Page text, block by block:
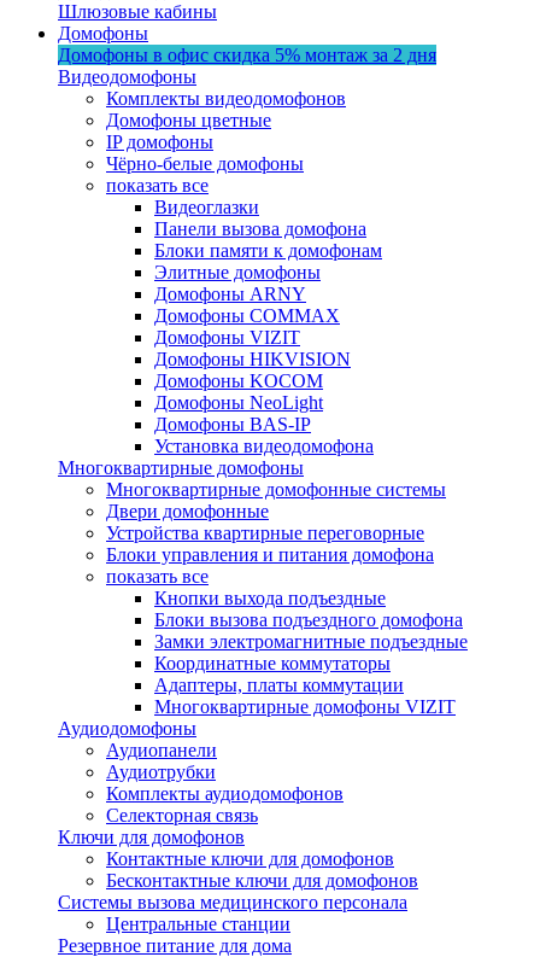
Шлюзовые кабины
Домофоны
Домофоны в офис скидка 5% монтаж за 2 дня
Видеодомофоны
Комплекты видеодомофонов
Домофоны цветные
IP домофоны
Чёрно-белые домофоны
показать все
Видеоглазки
Панели вызова домофона
Блоки памяти к домофонам
Элитные домофоны
Домофоны ARNY
Домофоны COMMAX
Домофоны VIZIT
Домофоны HIKVISION
Домофоны KOCOM
Домофоны NeoLight
Домофоны BAS-IP
Установка видеодомофона
Многоквартирные домофоны
Многоквартирные домофонные системы
Двери домофонные
Устройства квартирные переговорные
Блоки управления и питания домофона
показать все
Кнопки выхода подъездные
Блоки вызова подъездного домофона
Замки электромагнитные подъездные
Координатные коммутаторы
Адаптеры, платы коммутации
Многоквартирные домофоны VIZIT
Аудиодомофоны
Аудиопанели
Аудиотрубки
Комплекты аудиодомофонов
Селекторная связь
Ключи для домофонов
Контактные ключи для домофонов
Бесконтактные ключи для домофонов
Системы вызова медицинского персонала
Центральные станции
Резервное питание для дома